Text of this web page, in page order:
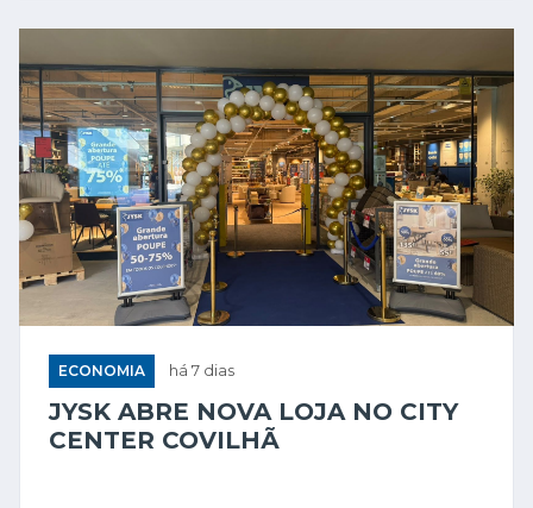
ECONOMIA há 7 dias
JYSK ABRE NOVA LOJA NO CITY
CENTER COVILHÃ